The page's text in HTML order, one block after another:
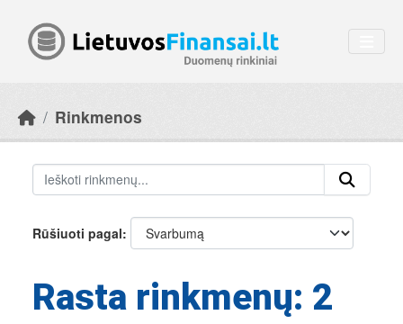
Rinkmenos
Rūšiuoti pagal
Rasta rinkmenų: 2